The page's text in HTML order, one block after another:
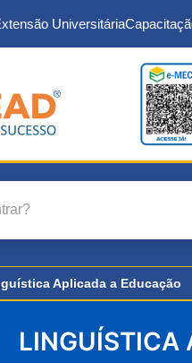
Universitária
Aplicada a Educação
LINGUÍSTICA